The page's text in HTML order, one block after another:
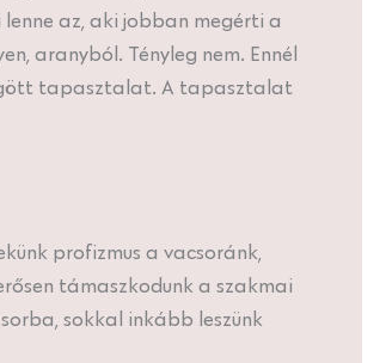
az, aki jobban megérti a
aranyból. Tényleg nem. Ennél
tapasztalat. A tapasztalat
profizmus a vacsoránk,
támaszkodunk a szakmai
sokkal inkább leszünk